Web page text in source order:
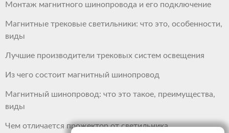
Монтаж магнитного шинопровода и его подключение
Магнитные трековые светильники: что это, особенности,
виды
Лучшие производители трековых систем освещения
Из чего состоит магнитный шинопровод
Магнитный шинопровод: что это такое, преимущества,
виды
Чем отличается прожектор от светильника